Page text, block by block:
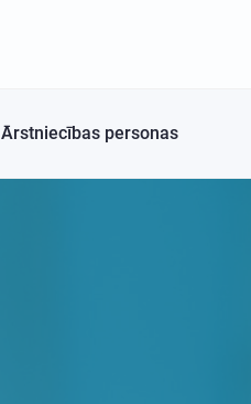
Ārstniecības personas